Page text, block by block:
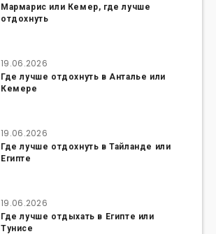
Мармарис или Кемер, где лучше
отдохнуть
19.06.2026
Где лучше отдохнуть в Анталье или
Кемере
19.06.2026
Где лучше отдохнуть в Тайланде или
Египте
19.06.2026
Где лучше отдыхать в Египте или
Тунисе